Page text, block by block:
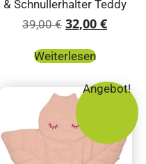
& Schnullerhalter Teddy
39,00€ 32,00 €
Weiterlesen
Angebot!